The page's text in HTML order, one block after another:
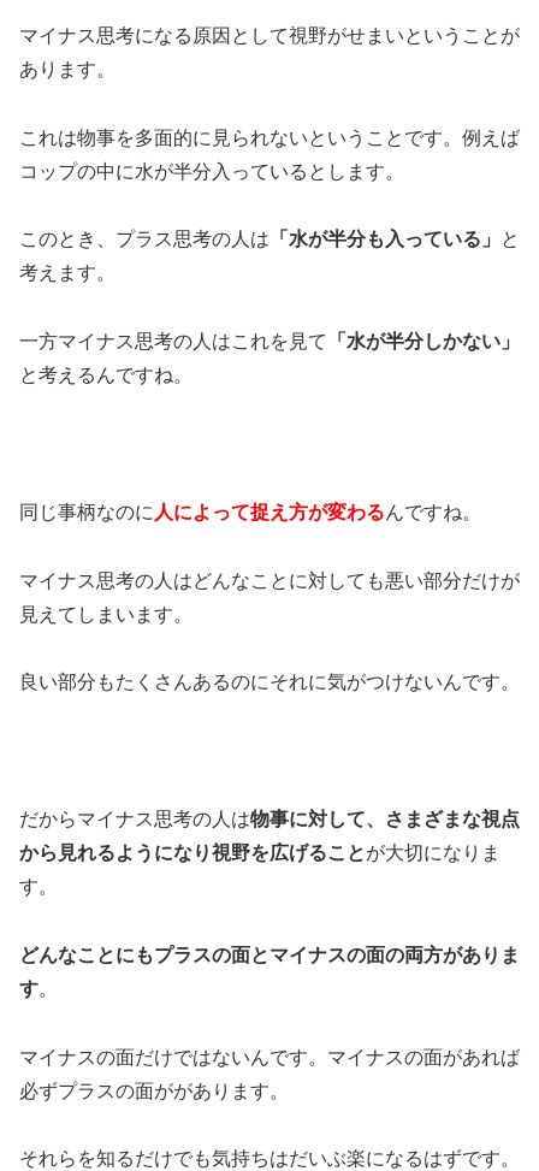
マイナス思考になる原因として視野がせまいということが
あります。
これは物事を多面的に見られないということです。例えば
コップの中に水が半分入っているとします。
このとき、プラス思考の人は 「水が半分も入っている」
と
考えます。
一方マイナス思考の人はこれを見て
「水が半分しかない」
と考えるんですね。
同じ事柄なのに 人によって捉え方が変わるんですね。
マイナス思考の人はどんなことに対しても悪い部分だけが
見えてしまいます。
良い部分もたくさんあるのにそれに気がつけないんです。
だからマイナス思考の人は物事に対して、さまざまな視点
から見れるようになり視野を広げることが大切になりま
す。
どんなことにもプラスの面とマイナスの面の両方がありま
す。
マイナスの面だけではないんです。マイナスの面があれば
必ずプラスの面ががあります。
それらを知るだけでも気持ちはだいぶ楽になるはずです。